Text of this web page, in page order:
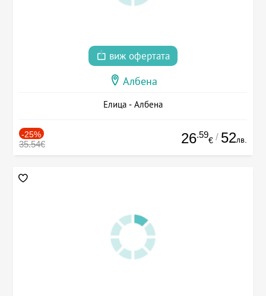
виж офертата
Албена
Елица - Албена
-25%
35.54€ 26.59
€ / 52лв.